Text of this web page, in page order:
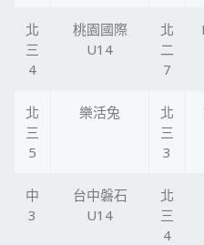
北
三
4
桃園國際
U14
北
二
7
北
三
5
樂活兔
北
三
3
中
3
台中磐石
U14
北
三
4